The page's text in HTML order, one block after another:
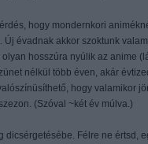
hogy mondernkori
évadnak akkor szoktunk
hosszúra nyúlik az anime
nélkül több éven, akár
hogy valamikor
(Szóval ~két év múlva.)
Félre ne értsd,